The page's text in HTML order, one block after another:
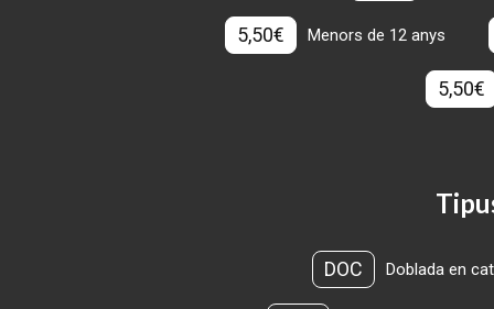
5,50€ Menors de 12 anys
5,50€
DOC Doblada en